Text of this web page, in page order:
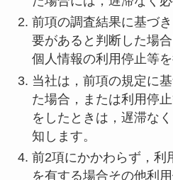
前項の調査結果に基づ
要があると判断した場
個人情報の利用停止等を
当社は，前項の規定に
た場合，または利用停
をしたときは，遅滞な
知します。
前2項にかかわらず，利
を有する場合その他利